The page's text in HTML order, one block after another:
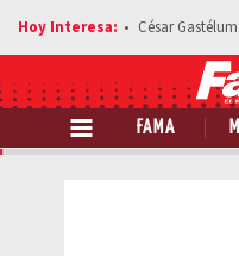
César Gastélum
FAMA